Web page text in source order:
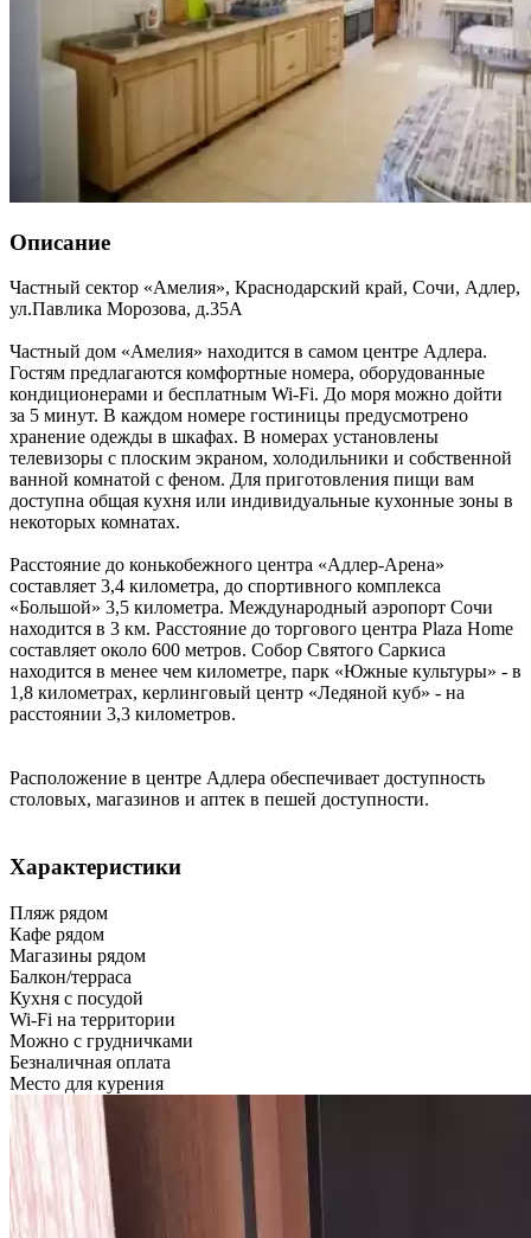
Описание
Частный сектор «Амелия», Краснодарский край, Сочи, Адлер,
ул.Павлика Морозова, д.35А
Частный дом «Амелия» находится в самом центре Адлера.
Гостям предлагаются комфортные номера, оборудованные
кондиционерами и бесплатным Wi-Fi. До моря можно дойти
за 5 минут. В каждом номере гостиницы предусмотрено
хранение одежды в шкафах. В номерах установлены
телевизоры с плоским экраном, холодильники и собственной
ванной комнатой с феном. Для приготовления пищи вам
доступна общая кухня или индивидуальные кухонные зоны в
некоторых комнатах.
Расстояние до конькобежного центра «Адлер-Арена»
составляет 3,4 километра, до спортивного комплекса
«Большой» 3,5 километра. Международный аэропорт Сочи
находится в 3 км. Расстояние до торгового центра Plaza Home
составляет около 600 метров. Собор Святого Саркиса
находится в менее чем километре, парк «Южные культуры» - в
1,8 километрах, керлинговый центр «Ледяной куб» - на
расстоянии 3,3 километров.
Расположение в центре Адлера обеспечивает доступность
столовых, магазинов и аптек в пешей доступности.
Характеристики
Пляж рядом
Кафе рядом
Магазины рядом
Балкон/терраса
Кухня с посудой
Wi-Fi на территории
Можно с грудничками
Безналичная оплата
Место для курения